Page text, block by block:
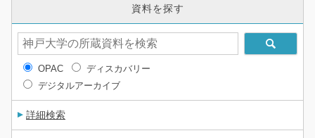
資料を探す
OPAC
ディスカバリー
デジタルアーカイブ
詳細検索